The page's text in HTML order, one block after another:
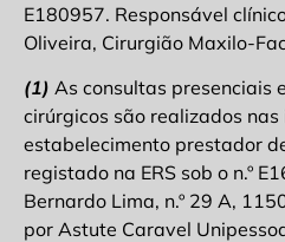
E180957. Responsável
Oliveira, Cirurgião Maxilo-
(1) As consultas presenciais
cirúrgicos são realizados nas
estabelecimento prestador
registado na ERS sob o n.º
Bernardo Lima, n.º 29 A,
por Astute Caravel